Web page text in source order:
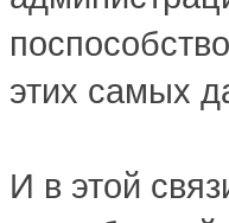
этих самых
И в этой